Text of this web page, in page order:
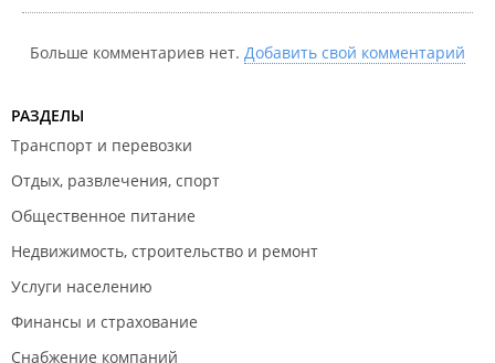
Больше комментариев нет. Добавить свой комментарий
РАЗДЕЛЫ
Транспорт и перевозки
Отдых, развлечения, спорт
Общественное питание
Недвижимость, строительство и ремонт
Услуги населению
Финансы и страхование
Снабжение компаний